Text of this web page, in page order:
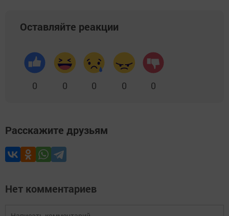
Оставляйте реакции
0 0 0 0 0
Расскажите друзьям
Нет комментариев